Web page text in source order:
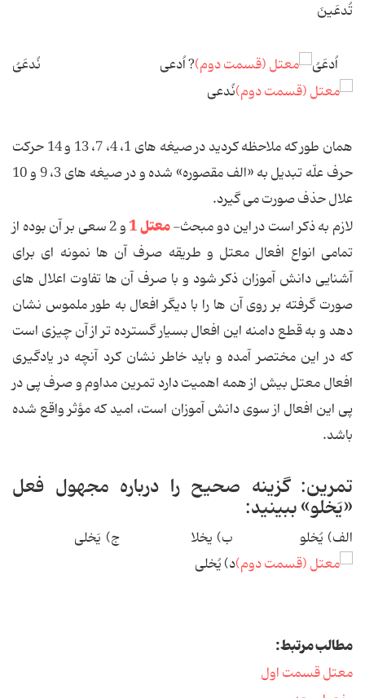
تُدعَینَ
اُدعَیُ
? اُدعی نُدعَیُ
نُدعی
همان طور که ملاحظه کردید در صیغه های 1، 4، 7، 13 و 14 حرکت
حرف علّه تبدیل به «الف مقصوره» شده و در صیغه های 3، 9 و 10
علال حذف صورت می گیرد.
لازم به ذکر است در این دو مبحث-معتل 1
و 2 سعی بر آن بوده از
تمامی انواع افعال معتل و طریقه صرف آن ها نمونه ای برای
آشنایی دانش آموزان ذکر شود و با صرف آن ها تفاوت اعلال های
صورت گرفته بر روی آن ها را با دیگر افعال به طور ملموس نشان
دهد و به قطع دامنه این افعال بسیار گسترده تر از آن چیزی است
که در این مختصر آمده و باید خاطر نشان کرد آنچه در یادگیری
افعال معتل بیش از همه اهمیت دارد تمرین مداوم و صرف پی در
پی این افعال از سوی دانش آموزان است، امید که مؤثر واقع شده
باشد.
تمرین: گزینه صحیح را درباره مجهول فعل
«یَخلو» ببینید:
الف) یُخلو ب) یخلا ج) یَخلی
د) یُخلی
مطالب مرتبط:
معتل قسمت اول